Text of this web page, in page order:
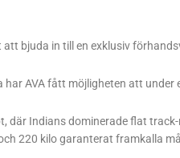
att bjuda in till en exklusiv
har AVA fått möjligheten att under
där Indians dominerade flat
220 kilo garanterat framkalla